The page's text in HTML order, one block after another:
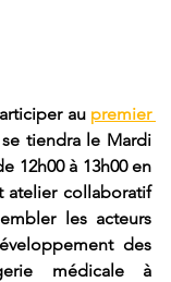
au premier
tiendra le Mardi
12h00 à 13h00 en
atelier collaboratif
les acteurs
des
médicale à